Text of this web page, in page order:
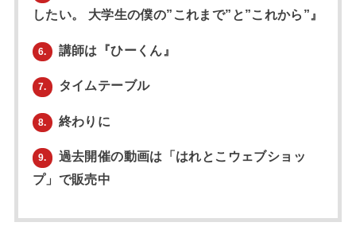
したい。 大学生の僕の”これまで”と”これから”』
6. 講師は『ひーくん』
7. タイムテーブル
8. 終わりに
9.
過去開催の動画は「はれとこウェブショッ
プ」で販売中